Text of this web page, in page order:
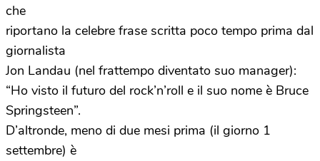
che
riportano la celebre frase scritta poco tempo prima dal
giornalista
Jon Landau (nel frattempo diventato suo manager):
“Ho visto il futuro del rock’n’roll e il suo nome è Bruce
Springsteen”.
D’altronde, meno di due mesi prima (il giorno 1
settembre) è